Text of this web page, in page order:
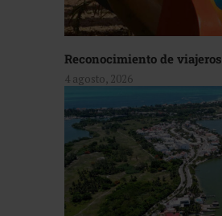
Reconocimiento de viajeros
4 agosto, 2026